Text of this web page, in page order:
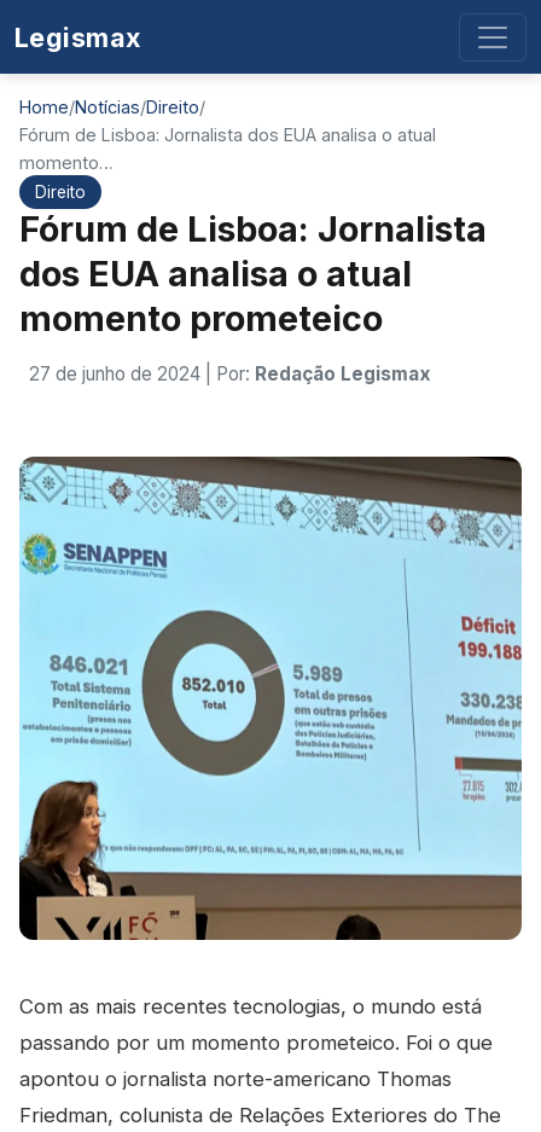
Legismax
Home/Notícias/Direito/
Fórum de Lisboa: Jornalista dos EUA analisa o atual
momento…
Direito
Fórum de Lisboa: Jornalista
dos EUA analisa o atual
momento prometeico
27 de junho de 2024 | Por: Redação Legismax
Com as mais recentes tecnologias, o mundo está
passando por um momento prometeico. Foi o que
apontou o jornalista norte-americano Thomas
Friedman, colunista de Relações Exteriores do The